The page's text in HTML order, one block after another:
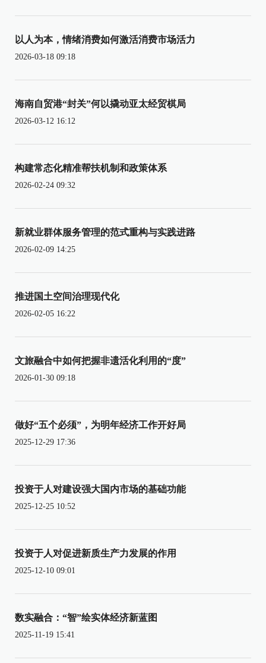
以人为本，情绪消费如何激活消费市场活力
2026-03-18 09:18
海南自贸港“封关”何以撬动亚太经贸棋局
2026-03-12 16:12
构建常态化精准帮扶机制和政策体系
2026-02-24 09:32
新就业群体服务管理的范式重构与实践进路
2026-02-09 14:25
推进国土空间治理现代化
2026-02-05 16:22
文旅融合中如何把握非遗活化利用的“度”
2026-01-30 09:18
做好“五个必须”，为明年经济工作开好局
2025-12-29 17:36
投资于人对建设强大国内市场的基础功能
2025-12-25 10:52
投资于人对促进新质生产力发展的作用
2025-12-10 09:01
数实融合：“智”绘实体经济新蓝图
2025-11-19 15:41